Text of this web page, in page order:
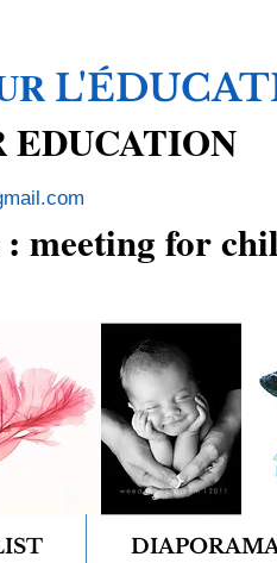
EDUCATION
meeting for